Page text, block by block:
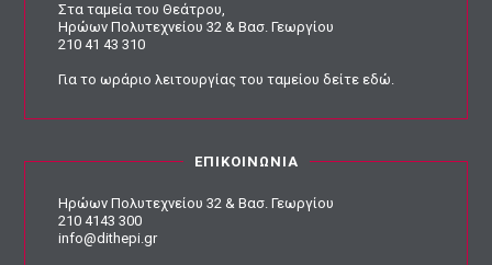
Στα ταμεία του Θεάτρου,
Ηρώων Πολυτεχνείου 32 & Βασ. Γεωργίου
210 41 43 310
Για το ωράριο λειτουργίας του ταμείουδείτε εδώ.
ΕΠΙΚΟΙΝΩΝΙΑ
Ηρώων Πολυτεχνείου 32 & Βασ. Γεωργίου
210 4143 300
info@dithepi.gr